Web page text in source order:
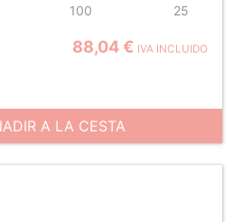
100 25
88,04 € IVA INCLUIDO
A LA CESTA